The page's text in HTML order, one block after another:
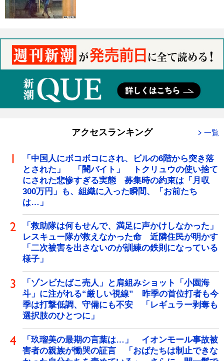
アクセスランキング 一覧
「中国人にボコボコにされ、ビルの6階から突き落
とされた」 「闇バイト」 トクリュウの使い捨て
にされた悲惨すぎる実態 募集時の約束は「月収
300万円」も、組織に入った瞬間、「お前たち
は…」
「救助隊は何もせんで、満足に声かけしなかった」
レスキュー隊が救えなかった命 近隣住民が明かす
「二次被害を出さないのが訓練の鉄則になっている
様子」
「ゾンビたばこ売人」と肩組みショット「小園海
斗」に注がれる“厳しい視線” 昨季の首位打者も今
季は打撃低調、守備にも不安 「レギュラー剥奪も
選択肢のひとつに」
「玖瑠美の最期の言葉は…」 イオンモール事故被
害者の親族が慟哭の証言 「おばたちは制止できな